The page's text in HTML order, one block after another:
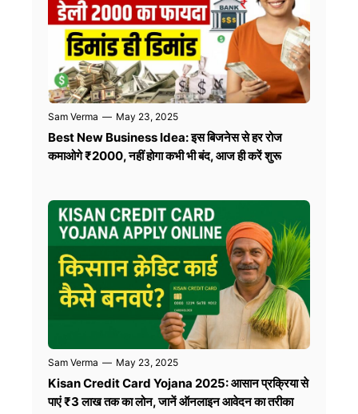
Sam Verma — May 23, 2025
Best New Business Idea: इस बिजनेस से हर रोज
कमाओगे ₹2000, नहीं होगा कभी भी बंद, आज ही करें शुरू
Sam Verma — May 23, 2025
Kisan Credit Card Yojana 2025: आसान प्रक्रिया से
पाएं ₹3 लाख तक का लोन, जानें ऑनलाइन आवेदन का तरीका